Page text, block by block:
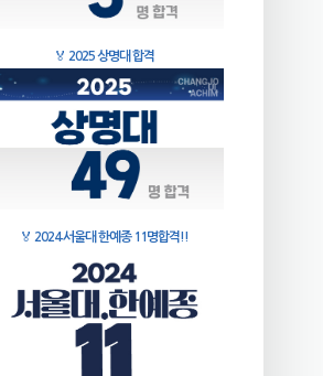
🏅 2025 상명대 합격
🏅 2024 서울대 한예종 11명합격!!